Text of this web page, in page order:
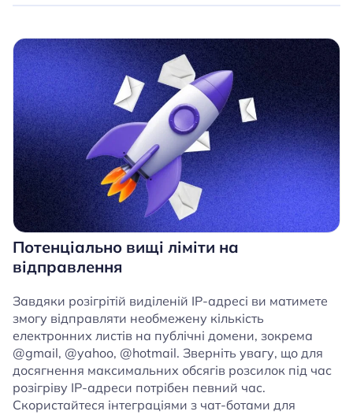
Потенціально вищі ліміти на
відправлення
Завдяки розігрітій виділеній IP-адресі ви матимете
змогу відправляти необмежену кількість
електронних листів на публічні домени, зокрема
@gmail, @yahoo, @hotmail. Зверніть увагу, що для
досягнення максимальних обсягів розсилок під час
розігріву IP-адреси потрібен певний час.
Скористайтеся інтеграціями з чат-ботами для